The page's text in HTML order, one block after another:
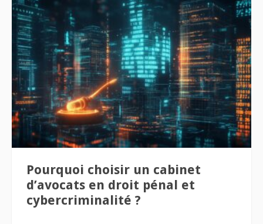
Pourquoi choisir un cabinet
d’avocats en droit pénal et
cybercriminalité ?